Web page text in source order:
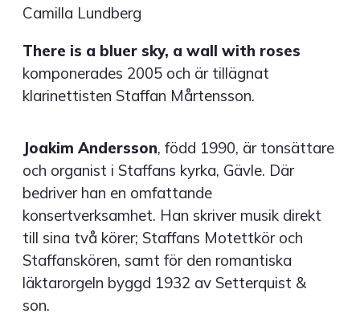
Camilla Lundberg
There is a bluer sky, a wall with roses
komponerades 2005 och är tillägnat
klarinettisten Staffan Mårtensson.
Joakim Andersson, född 1990, är tonsättare
och organist i Staffans kyrka, Gävle. Där
bedriver han en omfattande
konsertverksamhet. Han skriver musik direkt
till sina två körer; Staffans Motettkör och
Staffanskören, samt för den romantiska
läktarorgeln byggd 1932 av Setterquist &
son.